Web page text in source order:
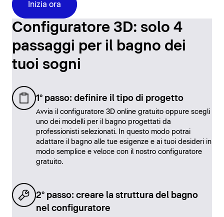
Inizia ora
Configuratore 3D: solo 4
passaggi per il bagno dei
tuoi sogni
1° passo: definire il tipo di progetto
Avvia il configuratore 3D online gratuito oppure scegli
uno dei modelli per il bagno progettati da
professionisti selezionati. In questo modo potrai
adattare il bagno alle tue esigenze e ai tuoi desideri in
modo semplice e veloce con il nostro configuratore
gratuito.
2° passo: creare la struttura del bagno
nel configuratore